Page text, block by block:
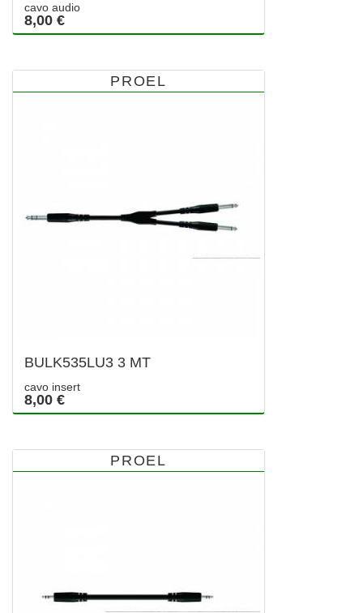
cavo audio
8,00 €
PROEL
BULK535LU3 3 MT
cavo insert
8,00 €
PROEL